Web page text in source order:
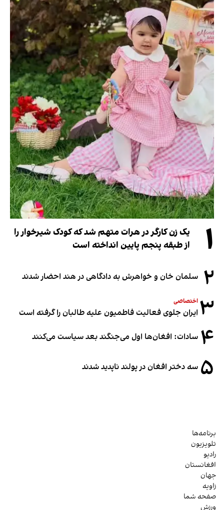
۱
یک زن کارگر در هرات متهم شد که کودک شیرخوار را
از طبقه پنجم پایین انداخته است
۲ سلمان خان و خواهرش به دادگاهی در هند احضار شدند
۳ اختصاصی
ایران جلوی فعالیت فاطمیون علیه طالبان را گرفته است
۴ سادات: افغان‌ها اول می‌جنگند بعد سیاست می‌کنند
۵ سه دختر افغان در پولند ناپدید شدند
برنامه‌ها
تلویزیون
رادیو
افغانستان
جهان
زاویه
صفحه شما
ورزش